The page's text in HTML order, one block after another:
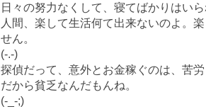
日々の努力なくして、寝てばかりはい
人間、楽して生活何て出来ないのよ。
せん。
(-.-)
探偵だって、意外とお金稼ぐのは、苦
だから貧乏なんだもんね。
(-_-;)